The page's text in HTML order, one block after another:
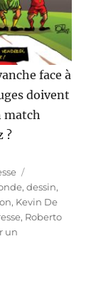
face à
doivent
match
?
,dessin,
, Kevin De
, Roberto
un